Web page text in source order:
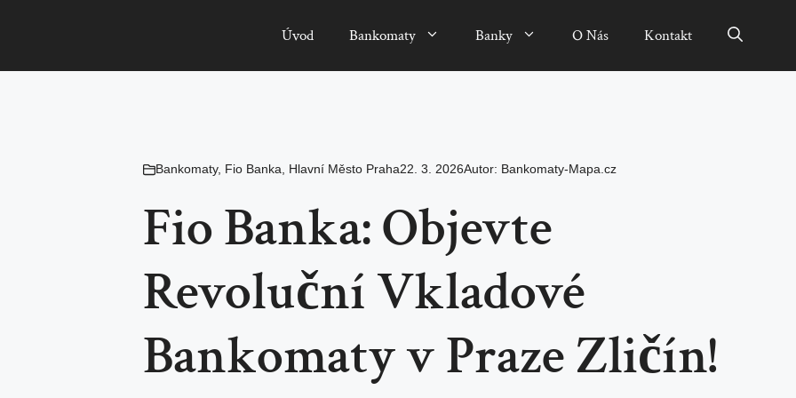
Úvod Bankomaty Banky O Nás Kontakt
Bankomaty, Fio Banka Hlavní Město Praha22. 3. 2026Autor: Bankomaty-Mapa.cz
Fio Banka: Objevte
Revoluční Vkladové
Bankomaty v Praze Zličín!